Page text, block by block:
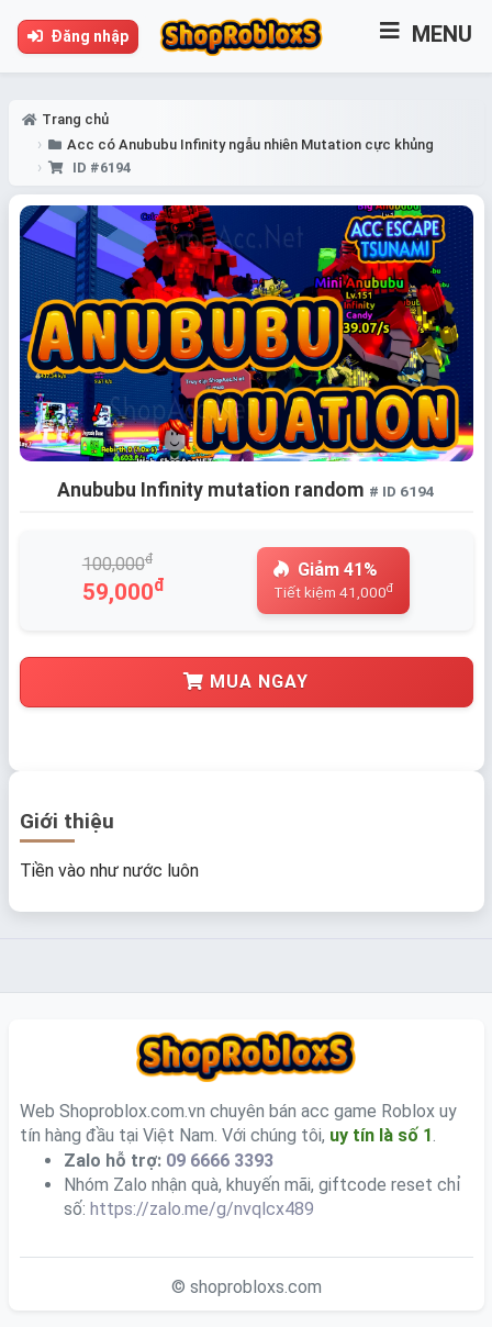
Đăng nhập MENU
Trang chủ
Acc có Anububu Infinity ngẫu nhiên Mutation cực khủng
ID #6194
Anububu Infinity mutation random # ID 6194
100,000đ
59,000đ
Giảm 41%
Tiết kiệm 41,000đ
MUA NGAY
Giới thiệu
Tiền vào như nước luôn
Web Shoproblox.com.vn chuyên bán acc game Roblox uy
tín hàng đầu tại Việt Nam. Với chúng tôi, uy tín là số 1.
Zalo hỗ trợ: 09 6666 3393
Nhóm Zalo nhận quà, khuyến mãi, giftcode reset chỉ
số: https://zalo.me/g/nvqlcx489
© shoprobloxs.com